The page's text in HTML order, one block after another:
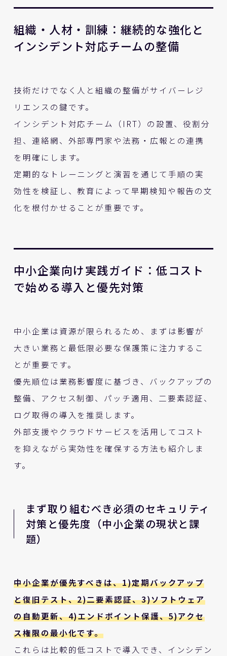
組織・人材・訓練：継続的な強化と
インシデント対応チームの整備
技術だけでなく人と組織の整備がサイバーレジ
リエンスの鍵です。
インシデント対応チーム（IRT）の設置、役割分
担、連絡網、外部専門家や法務・広報との連携
を明確にします。
定期的なトレーニングと演習を通じて手順の実
効性を検証し、教育によって早期検知や報告の文
化を根付かせることが重要です。
中小企業向け実践ガイド：低コスト
で始める導入と優先対策
中小企業は資源が限られるため、まずは影響が
大きい業務と最低限必要な保護策に注力するこ
とが重要です。
優先順位は業務影響度に基づき、バックアップの
整備、アクセス制御、パッチ適用、二要素認証、
ログ取得の導入を推奨します。
外部支援やクラウドサービスを活用してコスト
を抑えながら実効性を確保する方法も紹介しま
す。
まず取り組むべき必須のセキュリティ
対策と優先度（中小企業の現状と課
題）
中小企業が優先すべきは、1)定期バックアップ
と復旧テスト、2)二要素認証、3)ソフトウェア
の自動更新、4)エンドポイント保護、5)アクセ
ス権限の最小化です。
これらは比較的低コストで導入でき、インシデン